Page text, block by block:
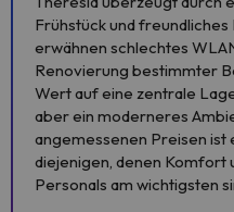
Frühstück und
erwähnen schlechtes
Renovierung bestimmter
Wert auf eine zentrale
aber ein moderneres
angemessenen Preisen ist
diejenigen, denen Komfort
Personals am wichtigsten